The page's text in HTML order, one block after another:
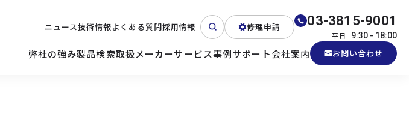
ニュース技術情報よくある質問採用情報 修理申請 03-3815-9001
平日 9:30 - 18:00
弊社の強み製品検索
ー 産業用PC
取扱メーカーサービス事例サポート会社案内 お問い合わせ